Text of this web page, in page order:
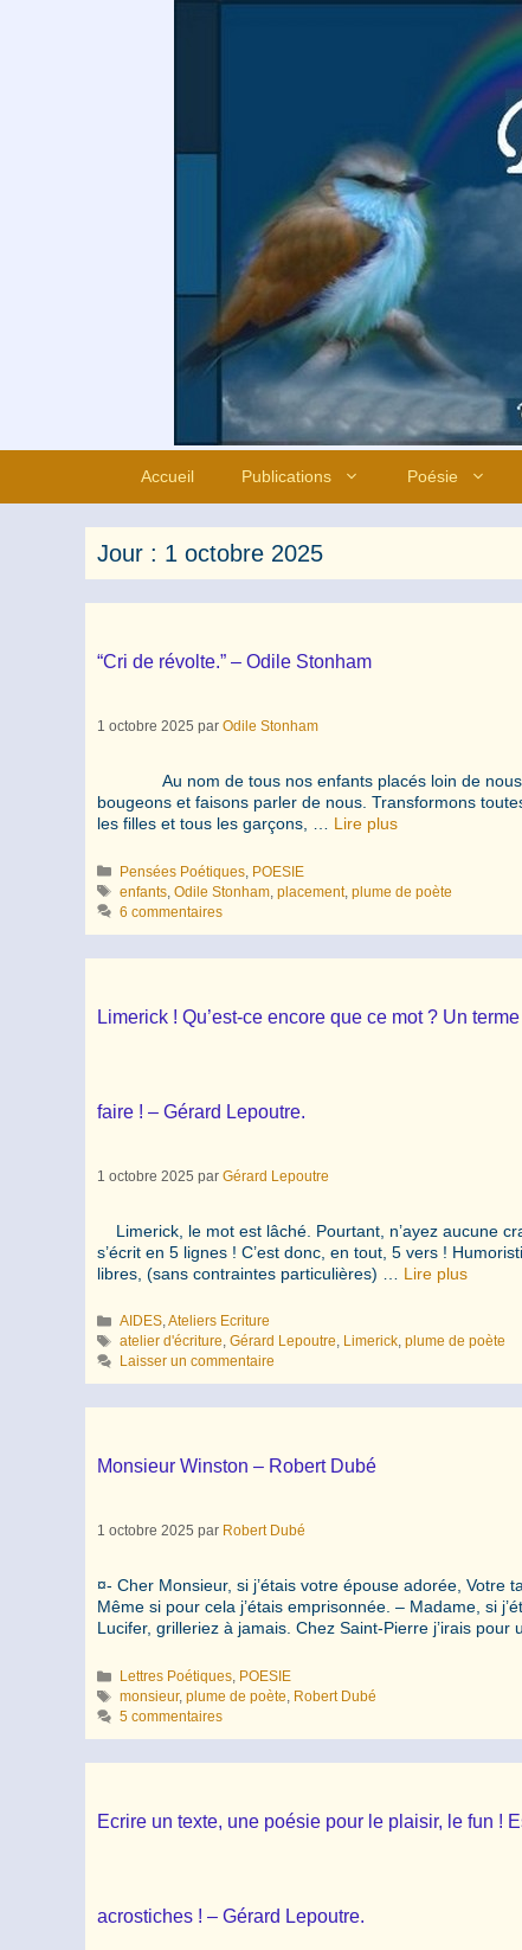
Accueil Publications Poésie
Jour : 1 octobre 2025
“Cri de révolte.” – Odile Stonham
1 octobre 2025 par Odile Stonham
Au nom de tous nos enfants placés loin de nous,
bougeons et faisons parler de nous. Transformons
les filles et tous les garçons, … Lire plus
Catégories
Pensées Poétiques POESIE
Étiquettes
enfants ,Odile Stonham ,placement,plume de poète
6 commentaires
Limerick ! Qu’est-ce encore que ce mot ? Un
faire ! – Gérard Lepoutre.
1 octobre 2025 par Gérard Lepoutre
Limerick, le mot est lâché. Pourtant, n’ayez aucune
s’écrit en 5 lignes ! C’est donc, en tout, 5 vers !
libres, (sans contraintes particulières) … Lire plus
Catégories
AIDES,Ateliers Ecriture
Étiquettes
atelier d'écriture,Gérard Lepoutre, Limerick,plume de poète
Laisser un commentaire
Monsieur Winston – Robert Dubé
1 octobre 2025 par Robert Dubé
¤- Cher Monsieur, si j’étais votre épouse adorée, Votre
Même si pour cela j’étais emprisonnée. – Madame, si
Lucifer, grilleriez à jamais. Chez Saint-Pierre j’irais
Catégories
Lettres Poétiques, POESIE
Étiquettes
monsieur,plume de poète, Robert Dubé
5 commentaires
Ecrire un texte, une poésie pour le plaisir, le fun !
acrostiches ! – Gérard Lepoutre.